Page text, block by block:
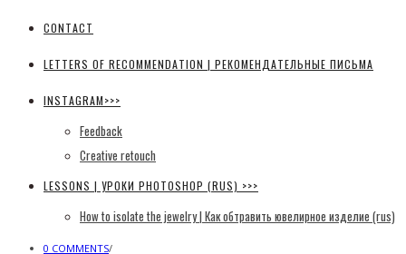
CONTACT
LETTERS OF RECOMMENDATION | РЕКОМЕНДАТЕЛЬНЫЕ ПИСЬМА
INSTAGRAM>>>
Feedback
Creative retouch
LESSONS | УРОКИ PHOTOSHOP (RUS) >>>
How to isolate the jewelry | Как обтравить ювелирное изделие (rus)
0 COMMENTS/